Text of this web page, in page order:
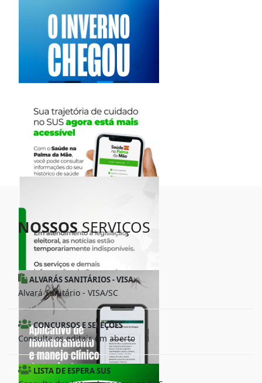
NOSSOSSERVIÇOS
ALVARÁS SANITÁRIOS - VISA
Alvará Sanitário - VISA/SC
CONCURSOS E SELEÇÕES
Consulte os editais em aberto
LISTA DE ESPERA SUS